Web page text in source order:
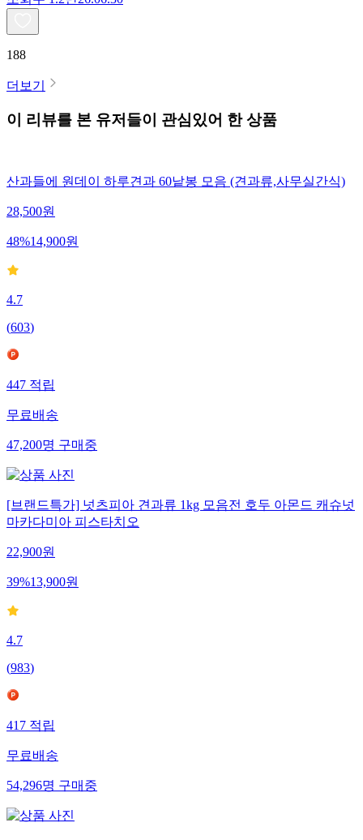
188
더보기
이 리뷰를 본 유저들이 관심있어 한 상품
산과들에 원데이 하루견과 60낱봉 모음 (견과류,사무실간식)
28,500원
48%14,900원
4.7
(603)
447 적립
무료배송
47,200명 구매중
[브랜드특가] 넛츠피아 견과류 1kg 모음전 호두 아몬드 캐슈넛
마카다미아 피스타치오
22,900원
39%13,900원
4.7
(983)
417 적립
무료배송
54,296명 구매중